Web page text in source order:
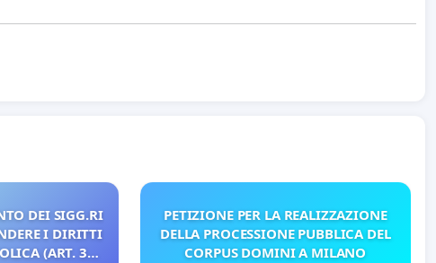
DEI SIGG.RI
I DIRITTI
(ART. 3
PETIZIONE PER LA REALIZZAZIONE
DELLA PROCESSIONE PUBBLICA DEL
CORPUS DOMINI A MILANO